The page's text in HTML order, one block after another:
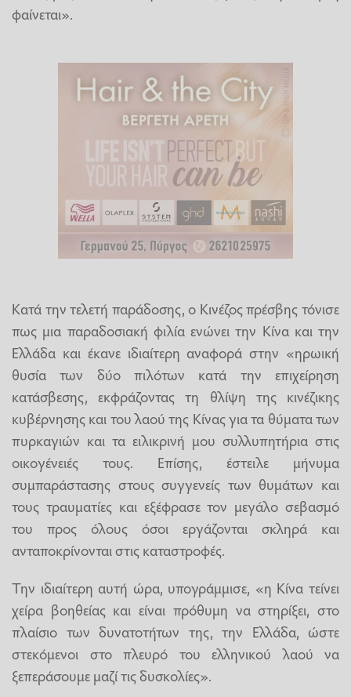
φαίνεται».
Κατά την τελετή παράδοσης, ο Κινέζος πρέσβης τόνισε
πως μια παραδοσιακή φιλία ενώνει την Κίνα και την
Ελλάδα και έκανε ιδιαίτερη αναφορά στην «ηρωική
θυσία των δύο πιλότων κατά την επιχείρηση
κατάσβεσης, εκφράζοντας τη θλίψη της κινέζικης
κυβέρνησης και του λαού της Κίνας για τα θύματα των
πυρκαγιών και τα ειλικρινή μου συλλυπητήρια στις
οικογένειές τους. Επίσης, έστειλε μήνυμα
συμπαράστασης στους συγγενείς των θυμάτων και
τους τραυματίες και εξέφρασε τον μεγάλο σεβασμό
του προς όλους όσοι εργάζονται σκληρά και
ανταποκρίνονται στις καταστροφές.
Την ιδιαίτερη αυτή ώρα, υπογράμμισε, «η Κίνα τείνει
χείρα βοηθείας και είναι πρόθυμη να στηρίξει, στο
πλαίσιο των δυνατοτήτων της, την Ελλάδα, ώστε
στεκόμενοι στο πλευρό του ελληνικού λαού να
ξεπεράσουμε μαζί τις δυσκολίες».